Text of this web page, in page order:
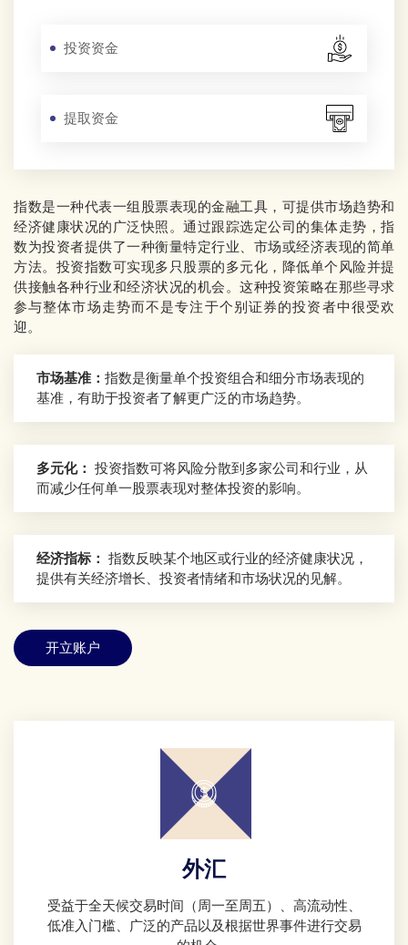
投资资金
提取资金
指数是一种代表一组股票表现的金融工具，可提供市场趋势和
经济健康状况的广泛快照。通过跟踪选定公司的集体走势，指
数为投资者提供了一种衡量特定行业、市场或经济表现的简单
方法。投资指数可实现多只股票的多元化，降低单个风险并提
供接触各种行业和经济状况的机会。这种投资策略在那些寻求
参与整体市场走势而不是专注于个别证券的投资者中很受欢
迎。
市场基准： 指数是衡量单个投资组合和细分市场表现的
基准，有助于投资者了解更广泛的市场趋势。
多元化： 投资指数可将风险分散到多家公司和行业，从
而减少任何单一股票表现对整体投资的影响。
经济指标： 指数反映某个地区或行业的经济健康状况，
提供有关经济增长、投资者情绪和市场状况的见解。
开立账户
外汇
受益于全天候交易时间（周一至周五）、高流动性、
低准入门槛、广泛的产品以及根据世界事件进行交易